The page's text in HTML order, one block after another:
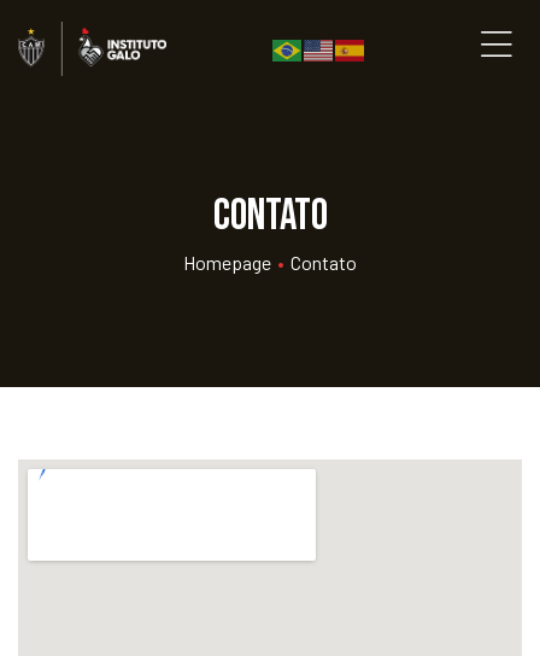
Contato
Homepage • Contato